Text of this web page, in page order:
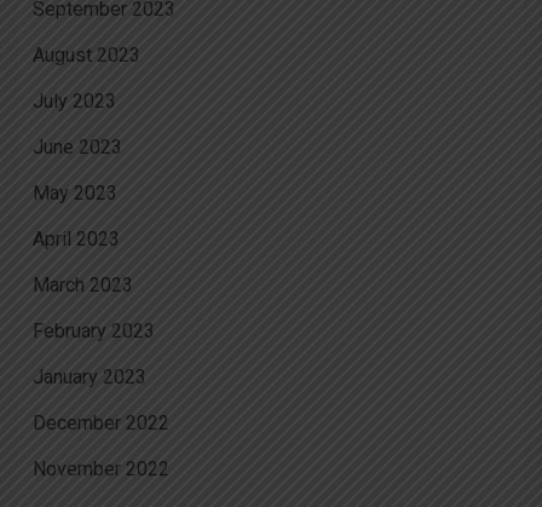
September 2023
August 2023
July 2023
June 2023
May 2023
April 2023
March 2023
February 2023
January 2023
December 2022
November 2022